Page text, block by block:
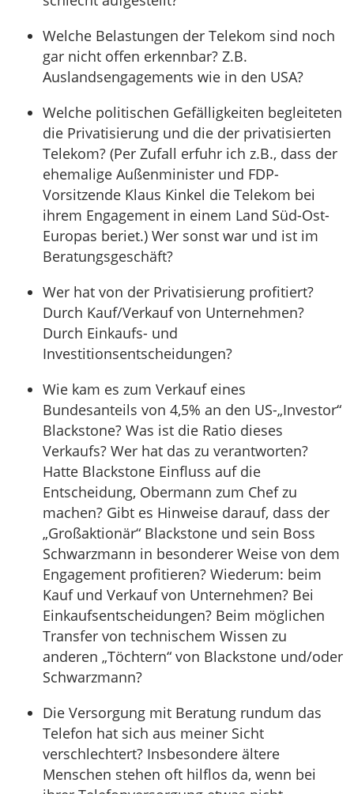
Welche Belastungen der Telekom sind noch
gar nicht offen erkennbar? Z.B.
Auslandsengagements wie in den USA?
Welche politischen Gefälligkeiten begleiteten
die Privatisierung und die der privatisierten
Telekom? (Per Zufall erfuhr ich z.B., dass der
ehemalige Außenminister und FDP-
Vorsitzende Klaus Kinkel die Telekom bei
ihrem Engagement in einem Land Süd-Ost-
Europas beriet.) Wer sonst war und ist im
Beratungsgeschäft?
Wer hat von der Privatisierung profitiert?
Durch Kauf/Verkauf von Unternehmen?
Durch Einkaufs- und
Investitionsentscheidungen?
Wie kam es zum Verkauf eines
Bundesanteils von 4,5% an den US-„Investor“
Blackstone? Was ist die Ratio dieses
Verkaufs? Wer hat das zu verantworten?
Hatte Blackstone Einfluss auf die
Entscheidung, Obermann zum Chef zu
machen? Gibt es Hinweise darauf, dass der
„Großaktionär“ Blackstone und sein Boss
Schwarzmann in besonderer Weise von dem
Engagement profitieren? Wiederum: beim
Kauf und Verkauf von Unternehmen? Bei
Einkaufsentscheidungen? Beim möglichen
Transfer von technischem Wissen zu
anderen „Töchtern“ von Blackstone und/oder
Schwarzmann?
Die Versorgung mit Beratung rundum das
Telefon hat sich aus meiner Sicht
verschlechtert? Insbesondere ältere
Menschen stehen oft hilflos da, wenn bei